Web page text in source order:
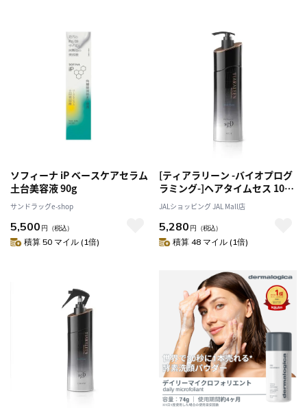
ソフィーナ iP ベースケアセラム
土台美容液 90g
サンドラッグe-shop
5,500 円 （税込）
積算 50 マイル (1倍)
[ティアラリーン -バイオプログ
ラミング-]ヘアタイムセス 107D
Plus アビュー [ヘアコンディシ
ョナー]
JALショッピング JAL Mall店
5,280 円 （税込）
積算 48 マイル (1倍)